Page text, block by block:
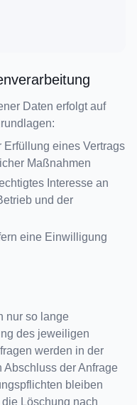
Daten erfolgt auf
Erfüllung eines Vertrags
Maßnahmen
Interesse an
und der
eine Einwilligung
nur so lange
des jeweiligen
werden in der
Abschluss der Anfrage
bleiben
Löschung nach